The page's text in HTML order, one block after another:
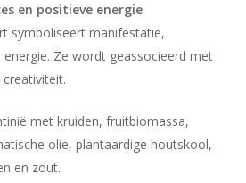
en positieve energie
symboliseert manifestatie,
Ze wordt geassocieerd met
met kruiden, fruitbiomassa,
olie, plantaardige houtskool,
en zout.